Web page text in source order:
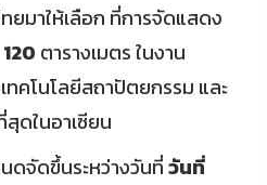
ทยมาให้เลือก ที่การจัดแสดง
120 ตารางเมตร ในงาน
ทคโนโลยีสถาปัตยกรรม และ
ดในอาเซียน
ดจัดขึ้นระหว่างวันที่วันที่